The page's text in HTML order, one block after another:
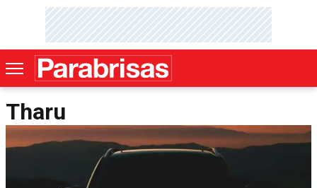
Tharu